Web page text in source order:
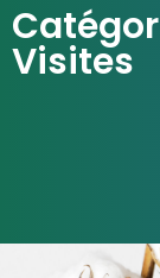
Visites